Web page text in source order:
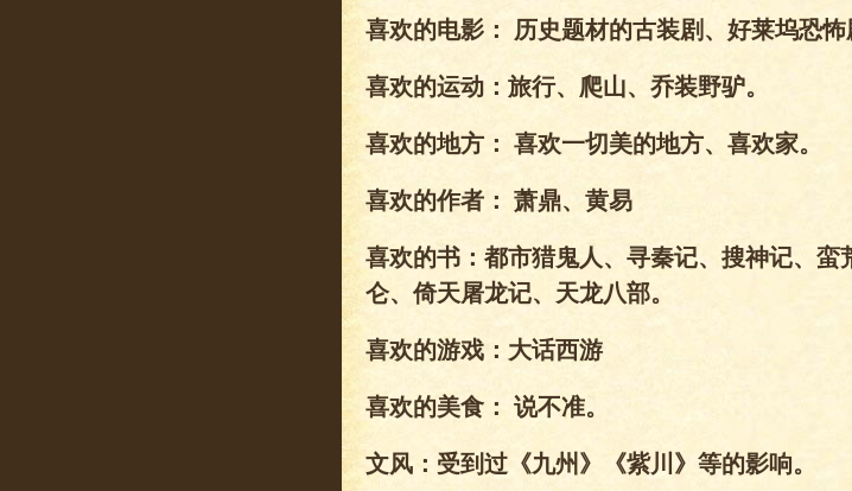
喜欢的电影： 历史题材的古装剧、好莱坞恐怖
喜欢的运动：旅行、爬山、乔装野驴。
喜欢的地方： 喜欢一切美的地方、喜欢家。
喜欢的作者： 萧鼎、黄易
喜欢的书：都市猎鬼人、寻秦记、搜神记、
仑、倚天屠龙记、天龙八部。
喜欢的游戏：大话西游
喜欢的美食： 说不准。
文风：受到过《九州》《紫川》等的影响。